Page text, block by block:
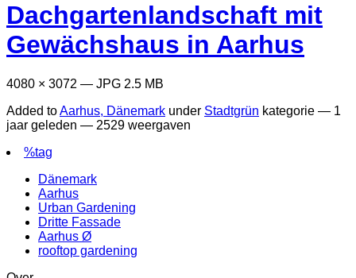
Dachgartenlandschaft mit
Gewächshaus in Aarhus
4080 × 3072 — JPG 2.5 MB
Added toAarhus, Dänemark under Stadtgrün kategorie — 1
jaar geleden — 2529 weergaven
%tag
Dänemark
Aarhus
Urban Gardening
Dritte Fassade
Aarhus Ø
rooftop gardening